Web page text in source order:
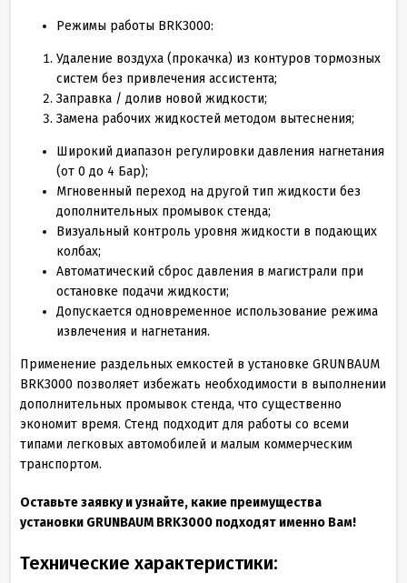
Режимы работы BRK3000:
Удаление воздуха (прокачка) из контуров тормозных
систем без привлечения ассистента;
Заправка / долив новой жидкости;
Замена рабочих жидкостей методом вытеснения;
Широкий диапазон регулировки давления нагнетания
(от 0 до 4 Бар);
Мгновенный переход на другой тип жидкости без
дополнительных промывок стенда;
Визуальный контроль уровня жидкости в подающих
колбах;
Автоматический сброс давления в магистрали при
остановке подачи жидкости;
Допускается одновременное использование режима
извлечения и нагнетания.
Применение раздельных емкостей в установке GRUNBAUM
BRK3000 позволяет избежать необходимости в выполнении
дополнительных промывок стенда, что существенно
экономит время. Стенд подходит для работы со всеми
типами легковых автомобилей и малым коммерческим
транспортом.
Оставьте заявку и узнайте, какие преимущества
установки GRUNBAUM BRK3000 подходят именно Вам!
Технические характеристики: